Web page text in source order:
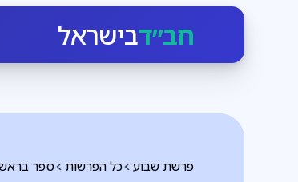
חב״דבישראל
ספר כל הפרשות פרשת שבוע